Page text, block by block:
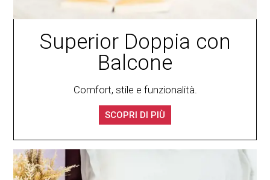
Superior Doppia con
Balcone
Comfort, stile e funzionalità.
SCOPRI DI PIÙ